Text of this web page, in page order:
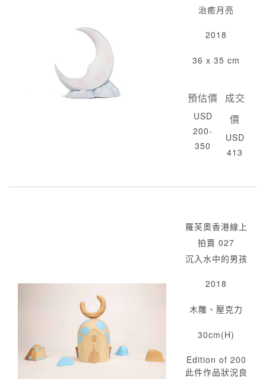
治癒月亮
2018
36 x 35 cm
預估價
USD
200-
350
成交
價
USD
413
羅芙奧香港線上
拍賣 027
沉入水中的男孩
2018
木雕、壓克力
30cm(H)
Edition of 200
此件作品狀況良